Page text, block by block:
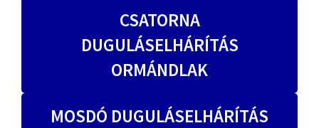
CSATORNA
DUGULÁSELHÁRÍTÁS
ORMÁNDLAK
MOSDÓ DUGULÁSELHÁRÍTÁS